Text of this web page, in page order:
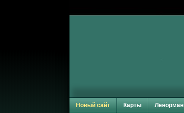
Новый сайт Карты Ленорман